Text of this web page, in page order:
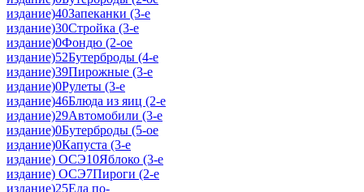
издание)40Запеканки (3-е
издание)30Стройка (3-е
издание)0Фондю (2-ое
издание)52Бутерброды (4-е
издание)39Пирожные (3-е
издание)0Рулеты (3-е
издание)46Блюда из яиц (2-е
издание)29Автомобили (3-е
издание)0Бутерброды (5-ое
издание)0Капуста (3-е
издание) ОСЭ10Яблоко (3-е
издание) ОСЭ7Пироги (2-е
издание)25Еда по-